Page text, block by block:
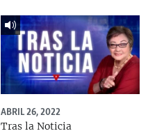
ABRIL 26, 2022
Tras la Noticia